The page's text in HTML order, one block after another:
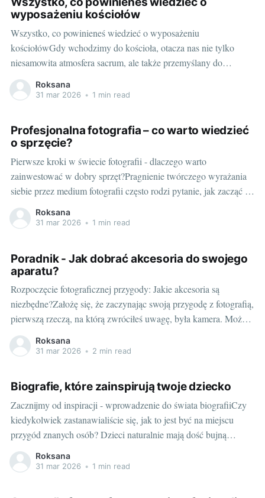
wyposażeniu kościołów
Wszystko, co powinieneś wiedzieć o wyposażeniu
kościołówGdy wchodzimy do kościoła, otacza nas nie tylko
niesamowita atmosfera sacrum, ale także przemyślany do
najdrobniejszych szczegółów wystrój i wyposażenie. Chociaż
często nie zwracamy na to uwagi, każdy element ma swoje
Roksana
31 mar 2026 • 1 min read
Profesjonalna fotografia – co warto wiedzieć
o sprzęcie?
Pierwsze kroki w świecie fotografii - dlaczego warto
zainwestować w dobry sprzęt?Pragnienie twórczego wyrażania
siebie przez medium fotografii często rodzi pytanie, jak zacząć tę
przygodę? Początki mogą być trudne, a dobre zdjęcie wymaga
nie tylko kreatywności, ale także odpowiedniego sprzętu.
Roksana
31 mar 2026 • 1 min read
Poradnik - Jak dobrać akcesoria do swojego
aparatu?
Rozpoczęcie fotograficznej przygody: Jakie akcesoria są
niezbędne?Założę się, że zaczynając swoją przygodę z fotografią,
pierwszą rzeczą, na którą zwróciłeś uwagę, była kamera. Może
zdecydowałeś się na nikon z5 cena, który jest fantastycznym
wyborem dla początkujących i zaawansowanych fotografów.
Roksana
31 mar 2026 • 2 min read
Biografie, które zainspirują twoje dziecko
Zacznijmy od inspiracji - wprowadzenie do świata biografiiCzy
kiedykolwiek zastanawialiście się, jak to jest być na miejscu
przygód znanych osób? Dzieci naturalnie mają dość bujną
wyobraźnię i często cudownie się zdarza, że uciekają w świat
marzeń, stając się bohaterami wielu fascynujących historii.
Roksana
31 mar 2026 • 1 min read